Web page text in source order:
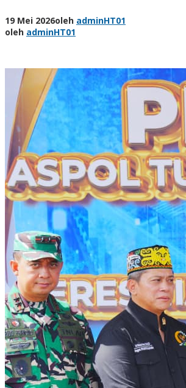
19 Mei 2026oleh adminHT01
oleh adminHT01